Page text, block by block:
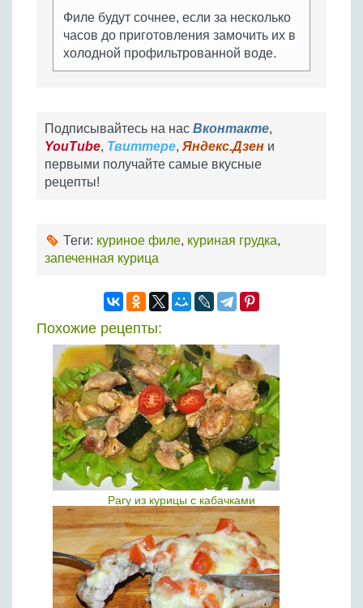
Филе будут сочнее, если за несколько
часов до приготовления замочить их в
холодной профильтрованной воде.
Подписывайтесь на нас Вконтакте,
YouTube, Твиттере, Яндекс.Дзен и
первыми получайте самые вкусные
рецепты!
Теги: куриное филе, куриная грудка,
запеченная курица
Похожие рецепты:
Рагу из курицы с кабачками